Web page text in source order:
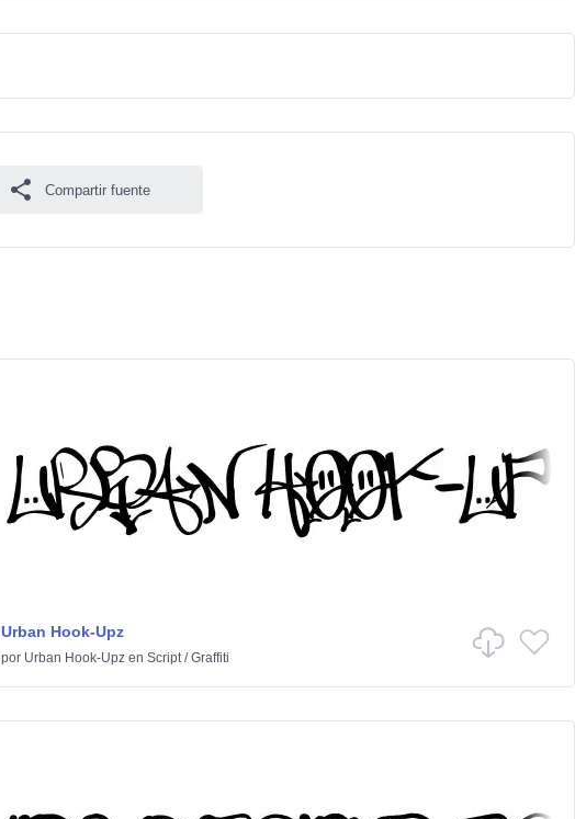
Compartir fuente
Urban Hook-Upz
por Urban Hook-Upzen Script/Graffiti